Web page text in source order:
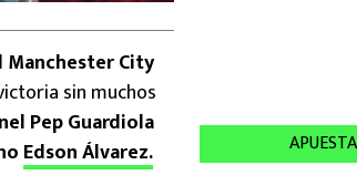
Manchester City
sin muchos
Pep Guardiola
Edson Álvarez.